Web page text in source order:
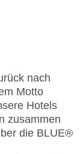
nach
Motto
Hotels
zusammen
die BLUE®